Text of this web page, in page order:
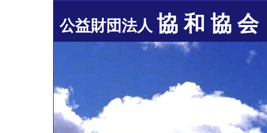
公益財団法人 協 和 協 会